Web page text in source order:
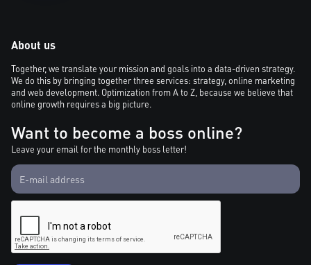
About us
Together, we translate your mission and goals into a data-driven strategy.
We do this by bringing together three services: strategy, online marketing
and web development. Optimization from A to Z, because we believe that
online growth requires a big picture.
Want to become a boss online?
Leave your email for the monthly boss letter!